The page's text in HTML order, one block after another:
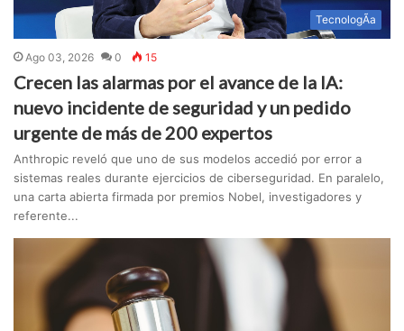
TecnologÃ­a
Ago 03, 2026 0 15
Crecen las alarmas por el avance de la IA:
nuevo incidente de seguridad y un pedido
urgente de más de 200 expertos
Anthropic reveló que uno de sus modelos accedió por error a
sistemas reales durante ejercicios de ciberseguridad. En paralelo,
una carta abierta firmada por premios Nobel, investigadores y
referente...